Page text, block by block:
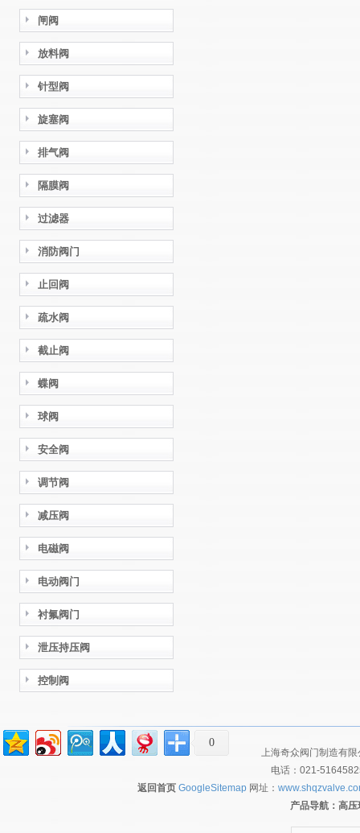
闸阀
放料阀
针型阀
旋塞阀
排气阀
隔膜阀
过滤器
消防阀门
止回阀
疏水阀
截止阀
蝶阀
球阀
安全阀
调节阀
减压阀
电磁阀
电动阀门
衬氟阀门
泄压持压阀
控制阀
0
上海奇众阀门制造有
电话：021-
返回首页 GoogleSitemap 网址：
产品导航： 高压